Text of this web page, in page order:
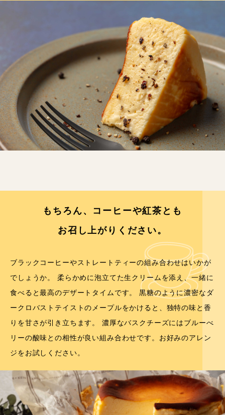
もちろん、コーヒーや紅茶とも
お召し上がりください。
ブラックコーヒーやストレートティーの組み合わせはいかが
でしょうか。 柔らかめに泡立てた生クリームを添え、一緒に
食べると最高のデザートタイムです。 黒糖のように濃密なダ
ークロバストテイストのメープルをかけると、独特の味と香
りを甘さが引き立ちます。 濃厚なバスクチーズにはブルーべ
リーの酸味との相性が良い組み合わせです。お好みのアレン
ジをお試しください。